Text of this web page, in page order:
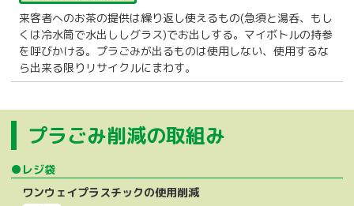
来客者へのお茶の提供は繰り返し使えるもの(急須と湯呑、もし
くは冷水筒で水出ししグラス)でお出しする。マイボトルの持参
を呼びかける。プラごみが出るものは使用しない、使用するな
ら出来る限りリサイクルにまわす。
プラごみ削減の取組み
●レジ袋
ワンウェイプラスチックの使用削減